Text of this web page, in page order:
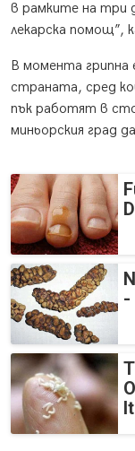
в рамките на три
лекарска помощ”,
В момента грипна
страната, сред
пък работят в
миньорския град
-
It